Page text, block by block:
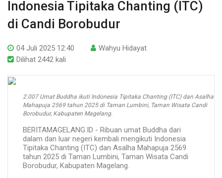
Indonesia Tipitaka Chanting (ITC)
di Candi Borobudur
04 Juli 2025 12:40
Wahyu Hidayat
Dilihat 2442 kali
2.007 Umat Buddha ikuti Indonesia Tipitaka Chanting (ITC) dan Asalha
Mahapuja 2569 tahun 2025 di Taman Lumbini, Taman Wisata Candi
Borobudur, Kabupaten Magelang.
BERITAMAGELANG.ID - Ribuan umat Buddha dari
dalam dan luar negeri kembali mengikuti Indonesia
Tipitaka Chanting (ITC) dan Asalha Mahapuja 2569
tahun 2025 di Taman Lumbini, Taman Wisata Candi
Borobudur, Kabupaten Magelang.